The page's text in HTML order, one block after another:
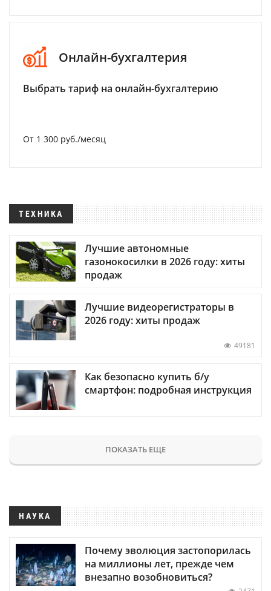
Онлайн-бухгалтерия
Выбрать тариф на онлайн-бухгалтерию
От 1 300 руб./месяц
ТЕХНИКА
Лучшие автономные
газонокосилки в 2026 году: хиты
продаж
Лучшие видеорегистраторы в
2026 году: хиты продаж
49181
Как безопасно купить б/у
смартфон: подробная инструкция
ПОКАЗАТЬ ЕЩЕ
НАУКА
Почему эволюция застопорилась
на миллионы лет, прежде чем
внезапно возобновиться?